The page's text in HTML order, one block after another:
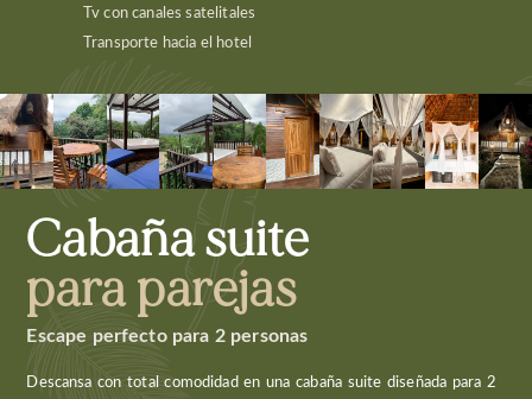
Tv con canales satelitales
Transporte hacia el hotel
Cabaña suite
para parejas
Escape perfecto para 2 personas
Descansa con total comodidad en una cabaña suite diseñada para 2